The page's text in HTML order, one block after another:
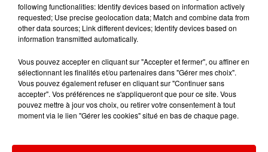
following functionalities: Identify devices based on information actively
requested; Use precise geolocation data; Match and combine data from
other data sources; Link different devices; Identify devices based on
information transmitted automatically.
Vous pouvez accepter en cliquant sur "Accepter et fermer", ou affiner en
sélectionnant les finalités et/ou partenaires dans "Gérer mes choix".
Vous pouvez également refuser en cliquant sur "Continuer sans
accepter". Vos préférences ne s'appliqueront que pour ce site. Vous
pouvez mettre à jour vos choix, ou retirer votre consentement à tout
moment via le lien "Gérer les cookies" situé en bas de chaque page.